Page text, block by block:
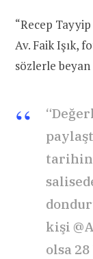
“Recep Tayyip
Av. Faik Işık,
sözlerle
kişi
olsa